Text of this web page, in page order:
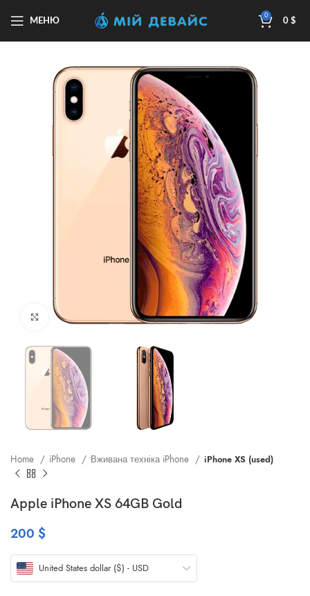
МЕНЮ
0
0 $
Клацніть, щоб збільшити
Home iPhone Вживана техніка iPhone iPhone XS (used)
Apple iPhone XS 64GB Gold
200 $
United States dollar ($) - USD